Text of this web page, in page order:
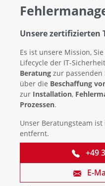
Unsere zertifizierten
Es ist unsere Mission,
Lifecycle der IT-
Beratung zur passenden
über die Beschaffung
zur Installation,
Prozessen.
Unser Beratungsteam
entfernt.
+49
E-